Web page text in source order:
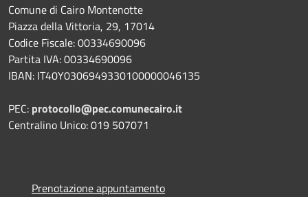
Comune di Cairo Montenotte
Piazza della Vittoria, 29, 17014
Codice Fiscale: 00334690096
Partita IVA: 00334690096
IBAN: IT40Y0306949330100000046135
PEC: protocollo@pec.comunecairo.it
Centralino Unico: 019 507071
Prenotazione appuntamento